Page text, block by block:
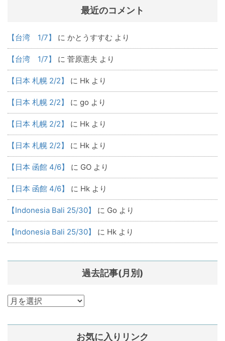
最近のコメント
【台湾 1/7】 に かとうすすむ より
【台湾 1/7】 に 菅原憲夫 より
【日本 札幌 2/2】 に Hk より
【日本 札幌 2/2】 に go より
【日本 札幌 2/2】 に Hk より
【日本 札幌 2/2】 に Hk より
【日本 函館 4/6】 に GO より
【日本 函館 4/6】 に Hk より
【Indonesia Bali 25/30】 に Go より
【Indonesia Bali 25/30】 に Hk より
過去記事(月別)
過
記
お気に入りリンク